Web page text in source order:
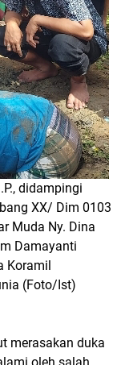
didampingi
XX/ Dim 0103
Muda Ny. Dina
Damayanti
Koramil
(Foto/Ist)
merasakan duka